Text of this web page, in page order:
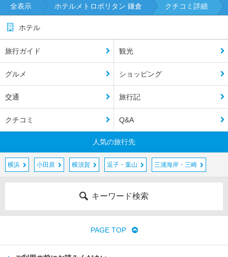
全表示 ホテルメトロポリタン 鎌倉 クチコミ詳細
ホテル
旅行ガイド 観光
グルメ ショッピング
交通 旅行記
クチコミ Q&A
人気の旅行先
横浜 小田原 横須賀 逗子・葉山 三浦海岸・三崎
キーワード検索
PAGE TOP